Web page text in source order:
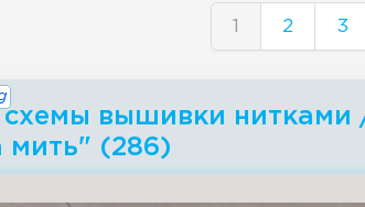
1 2 3
схемы вышивки
мить" (286)